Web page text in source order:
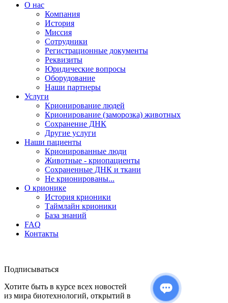
О нас
Компания
История
Миссия
Сотрудники
Регистрационные документы
Реквизиты
Юридические вопросы
Оборудование
Наши партнеры
Услуги
Крионирование людей
Крионирование (заморозка) животных
Сохранение ДНК
Другие услуги
Наши пациенты
Крионированные люди
Животные - криопациенты
Сохраненные ДНК и ткани
Не крионированы...
О крионике
История крионики
Таймлайн крионики
База знаний
FAQ
Контакты
Подписываться
Хотите быть в курсе всех новостей
из мира биотехнологий, открытий в